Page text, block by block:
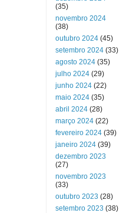
(35)
novembro 2024
(38)
outubro 2024 (45)
setembro 2024 (33)
agosto 2024 (35)
julho 2024 (29)
junho 2024 (22)
maio 2024 (35)
abril 2024 (28)
março 2024 (22)
fevereiro 2024 (39)
janeiro 2024 (39)
dezembro 2023
(27)
novembro 2023
(33)
outubro 2023 (28)
setembro 2023 (38)